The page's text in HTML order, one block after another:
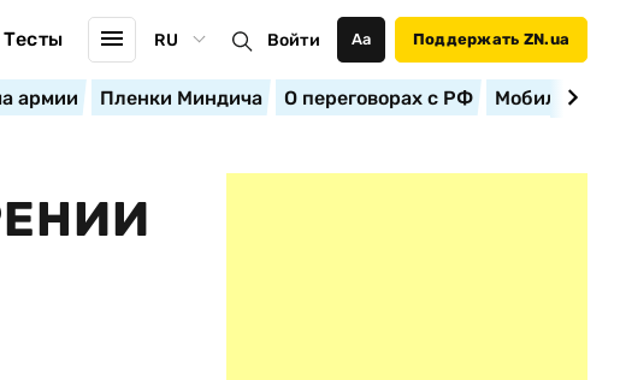
Тесты RU Войти Аа Поддержать ZN.ua
армии Пленки Миндича О переговорах с РФ